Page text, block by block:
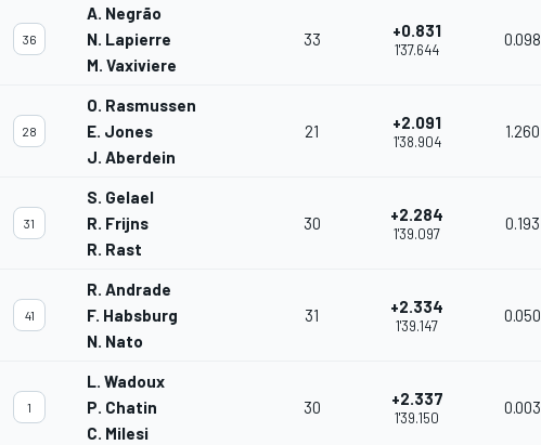
36
A. Negrão
N. Lapierre
M. Vaxiviere
33 +0.831
1'37.644
0.098
28
O. Rasmussen
E. Jones
J. Aberdein
21 +2.091
1'38.904
1.260
31
S. Gelael
R. Frijns
R. Rast
30 +2.284
1'39.097
0.193
41
R. Andrade
F. Habsburg
N. Nato
31 +2.334
1'39.147
0.050
1
L. Wadoux
P. Chatin
C. Milesi
30 +2.337
1'39.150
0.003